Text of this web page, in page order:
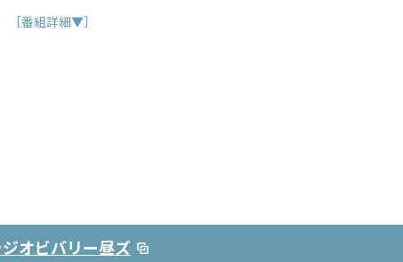
［番組詳細▼］
オビバリー昼ズ